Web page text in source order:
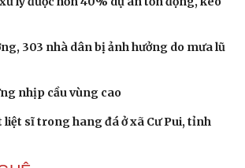
303 nhà dân bị ảnh hưởng do mưa lũ
nhịp cầu vùng cao
liệt sĩ trong hang đá ở xã Cư Pui, tỉnh